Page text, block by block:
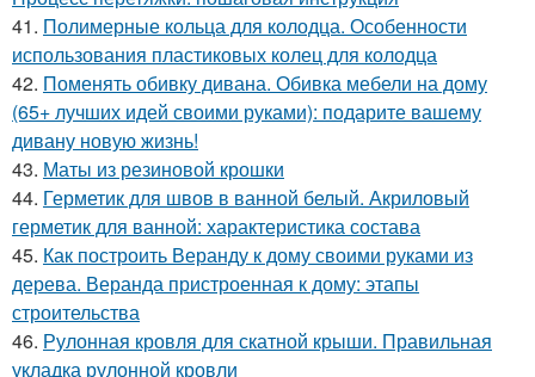
41. Полимерные кольца для колодца. Особенности
использования пластиковых колец для колодца
42. Поменять обивку дивана. Обивка мебели на дому
(65+ лучших идей своими руками): подарите вашему
дивану новую жизнь!
43. Маты из резиновой крошки
44. Герметик для швов в ванной белый. Акриловый
герметик для ванной: характеристика состава
45. Как построить Веранду к дому своими руками из
дерева. Веранда пристроенная к дому: этапы
строительства
46. Рулонная кровля для скатной крыши. Правильная
укладка рулонной кровли